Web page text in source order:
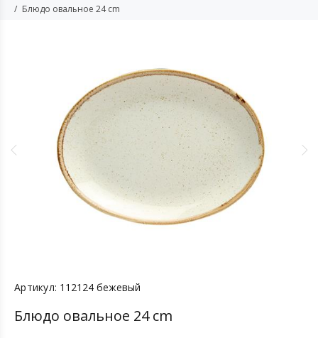
Блюдо овальное 24 cm
Артикул: 112124 бежевый
Блюдо овальное 24 cm